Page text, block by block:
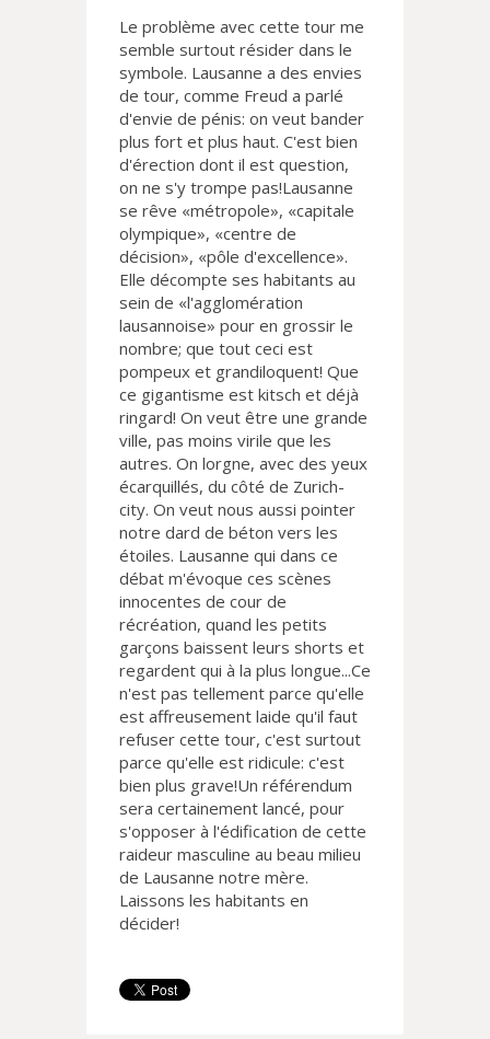
Le problème avec cette tour me
semble surtout résider dans le
symbole. Lausanne a des envies
de tour, comme Freud a parlé
d'envie de pénis: on veut bander
plus fort et plus haut. C'est bien
d'érection dont il est question,
on ne s'y trompe pas!Lausanne
se rêve «métropole», «capitale
olympique», «centre de
décision», «pôle d'excellence».
Elle décompte ses habitants au
sein de «l'agglomération
lausannoise» pour en grossir le
nombre; que tout ceci est
pompeux et grandiloquent! Que
ce gigantisme est kitsch et déjà
ringard! On veut être une grande
ville, pas moins virile que les
autres. On lorgne, avec des yeux
écarquillés, du côté de Zurich-
city. On veut nous aussi pointer
notre dard de béton vers les
étoiles. Lausanne qui dans ce
débat m'évoque ces scènes
innocentes de cour de
récréation, quand les petits
garçons baissent leurs shorts et
regardent qui à la plus longue...Ce
n'est pas tellement parce qu'elle
est affreusement laide qu'il faut
refuser cette tour, c'est surtout
parce qu'elle est ridicule: c'est
bien plus grave!Un référendum
sera certainement lancé, pour
s'opposer à l'édification de cette
raideur masculine au beau milieu
de Lausanne notre mère.
Laissons les habitants en
décider!